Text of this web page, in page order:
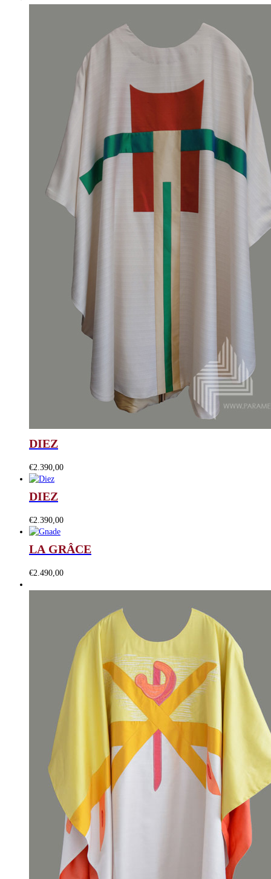
DIEZ
€2.390,00
DIEZ
€2.390,00
LA GRÂCE
€2.490,00